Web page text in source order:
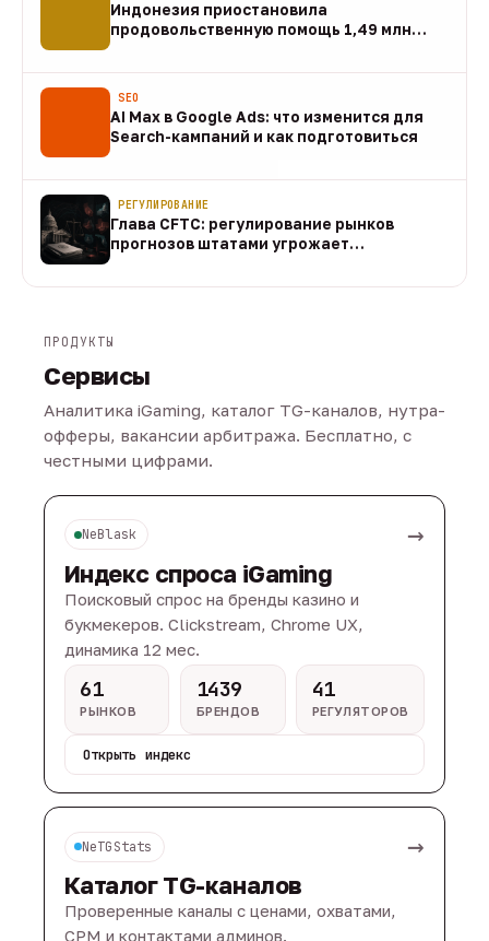
Индонезия приостановила
продовольственную помощь 1,49 млн
SEO
AI Max в Google Ads: что изменится для
Search-кампаний и как подготовиться
РЕГУЛИРОВАНИЕ
Глава CFTC: регулирование рынков
прогнозов штатами угрожает
ПРОДУКТЫ
Сервисы
Аналитика iGaming, каталог TG-каналов, нутра-
офферы, вакансии арбитража. Бесплатно, с
честными цифрами.
NeBlask →
Индекс спроса iGaming
Поисковый спрос на бренды казино и
букмекеров. Clickstream, Chrome UX,
динамика 12 мес.
61
РЫНКОВ
1439
БРЕНДОВ
41
РЕГУЛЯТОРОВ
Открыть индекс
NeTGStats →
Каталог TG-каналов
Проверенные каналы с ценами, охватами,
CPM и контактами админов.